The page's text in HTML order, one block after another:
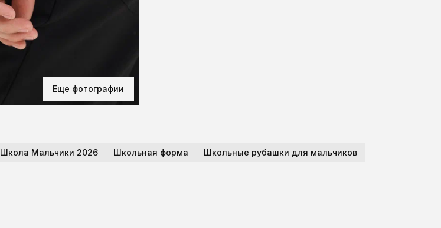
Еще фотографии
Школа Мальчики 2026 Школьная форма Школьные рубашки для мальчиков